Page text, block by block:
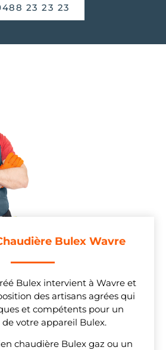
23 23 23
Bulex Wavre
Bulex intervient à Wavre et
des artisans agrées qui
et compétents pour un
votre appareil Bulex.
chaudière Bulex gaz ou un